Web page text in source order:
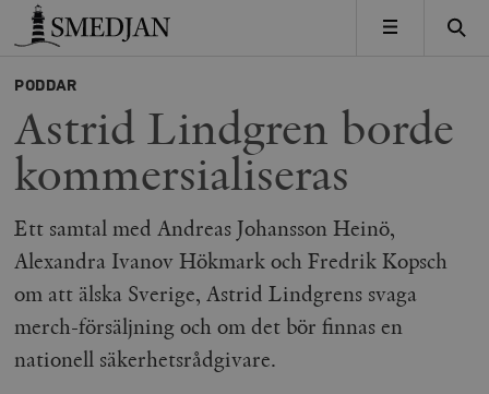
Timbro
MENY
PODDAR
Astrid Lindgren borde
kommersialiseras
Ett samtal med Andreas Johansson Heinö,
Alexandra Ivanov Hökmark och Fredrik Kopsch
om att älska Sverige, Astrid Lindgrens svaga
merch-försäljning och om det bör finnas en
nationell säkerhetsrådgivare.